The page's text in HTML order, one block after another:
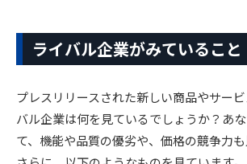
ライバル企業がみていること
プレスリリースされた新しい商品やサー
バル企業は何を見ているでしょうか？あ
て、機能や品質の優劣や、価格の競争力も